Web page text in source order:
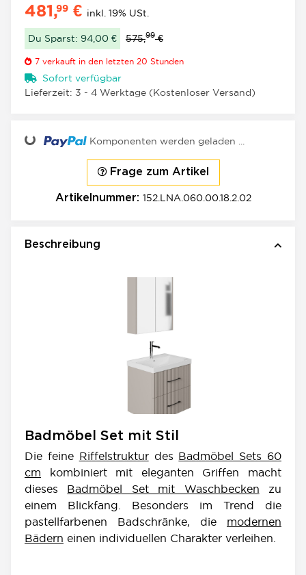
481,99 € inkl. 19% USt.
Du Sparst: 94,00 € 575,99€
7 verkauft in den letzten 20 Stunden
Sofort verfügbar
Lieferzeit: 3 - 4 Werktage (Kostenloser Versand)
Komponenten werden geladen ...
Frage zum Artikel
Artikelnummer: 152.LNA.060.00.18.2.02
Beschreibung
Badmöbel Set mit Stil
Die feine Riffelstrukturdes Badmöbel Sets 60
cm kombiniert mit eleganten Griffen macht
dieses Badmöbel Set mit Waschbecken zu
einem Blickfang. Besonders im Trend die
pastellfarbenen Badschränke, die modernen
Bädern einen individuellen Charakter verleihen.